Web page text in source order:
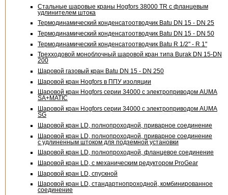
Стальные шаровые краны Hogfors 38000 TR с фланцевым
удлинителем штока
Термодинамический конденсатоотводчик Batu DN 15 - DN 25
Термодинамический конденсатоотводчик Batu DN 15 - DN 50
Термодинамический конденсатоотводчик Batu R 1/2" - R 1"
Трехходовой моноблочный шаровой кран типа Burak DN 15-DN
200
Шаровой газовый кран Batu DN 15 - DN 250
Шаровой кран Hogfors в ППУ изоляции
Шаровой кран Hogfors серии 34000 с электроприводом AUMA
SA+MATIC
Шаровой кран Hogfors серии 34000 с электроприводом AUMA
SG
Шаровой кран LD, полнопроходной, приварное соединение
Шаровой кран LD, полнопроходной, приварное соединение
с удлиненным штоком для подземной установки
Шаровой кран LD, полнопроходной, фланцевое соединение
Шаровой кран LD, с механическим редуктором ProGear
Шаровой кран LD, спускной
Шаровой кран LD, стандартнопроходной, комбинированное
соединение